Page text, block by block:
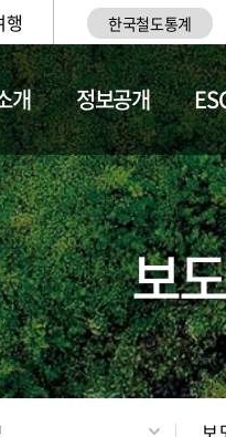
행 한국철도통계
개 정보공개
갤러리
보
보